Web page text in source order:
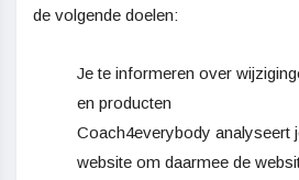
de volgende doelen:
Je te informeren over
en producten
Coach4everybody analyseert
website om daarmee de